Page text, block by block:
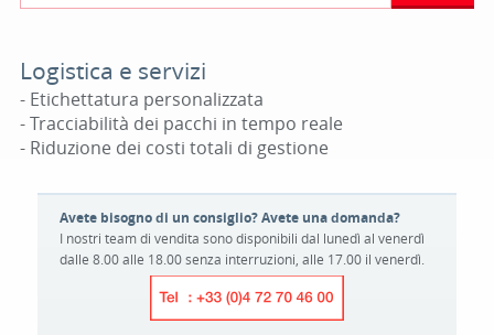
Logistica e servizi
- Etichettatura personalizzata
- Tracciabilità dei pacchi in tempo reale
- Riduzione dei costi totali di gestione
Avete bisogno di un consiglio? Avete una domanda?
I nostri team di vendita sono disponibili dal lunedì al venerdì
dalle 8.00 alle 18.00 senza interruzioni, alle 17.00 il venerdì.